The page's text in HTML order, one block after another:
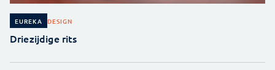
EUREKA DESIGN
Driezijdige rits